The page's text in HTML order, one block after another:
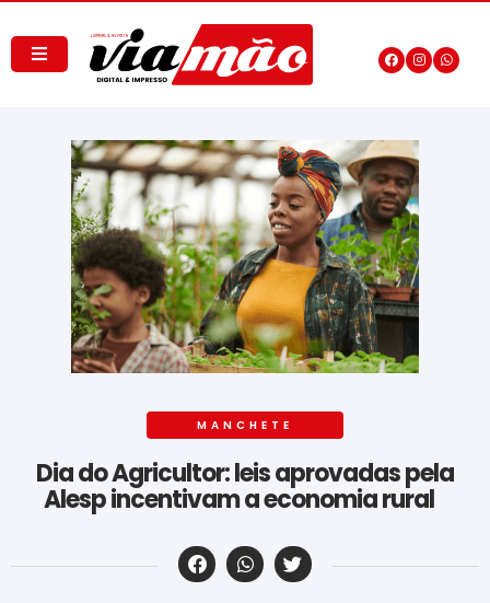
MANCHETE
Dia do Agricultor: leis aprovadas pela
Alesp incentivam a economia rural
‎ ‎ ‎ ‎ ‎ ‎ ‎ ‎ ‎ ‎ ‎ ‎ ‎ ‎ ‎ ‎ ‎ ‎ ‎ ‎ ‎ ‎ ‎ ‎ ‎ ‎ ‎ ‎ ‎ ‎ ‎